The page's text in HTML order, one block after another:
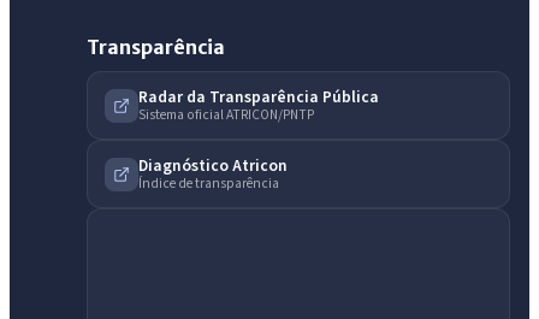
Transparência
Radar da Transparência Pública
Sistema oficial ATRICON/PNTP
Diagnóstico Atricon
Índice de transparência
IntGest AI
Assistente do Portal